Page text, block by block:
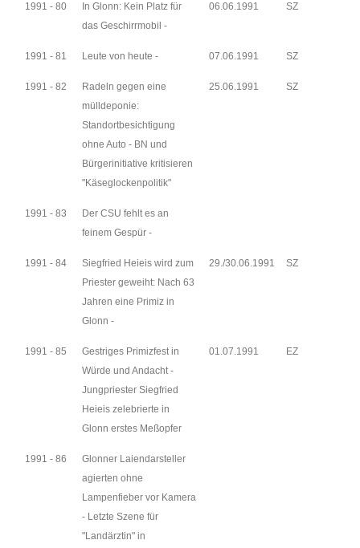
1991 - 80
In Glonn: Kein Platz für
das Geschirrmobil -
06.06.1991 SZ
1991 - 81 Leute von heute - 07.06.1991 SZ
1991 - 82
Radeln gegen eine
mülldeponie:
Standortbesichtigung
ohne Auto - BN und
Bürgerinitiative kritisieren
"Käseglockenpolitik"
25.06.1991 SZ
1991 - 83
Der CSU fehlt es an
feinem Gespür -
1991 - 84
Siegfried Heieis wird zum
Priester geweiht: Nach 63
Jahren eine Primiz in
Glonn -
29./30.06.1991 SZ
1991 - 85
Gestriges Primizfest in
Würde und Andacht -
Jungpriester Siegfried
Heieis zelebrierte in
Glonn erstes Meßopfer
01.07.1991 EZ
1991 - 86
Glonner Laiendarsteller
agierten ohne
Lampenfieber vor Kamera
- Letzte Szene für
"Landärztin" in